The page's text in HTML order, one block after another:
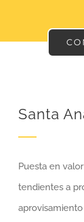
Santa
Puesta en
tendientes a